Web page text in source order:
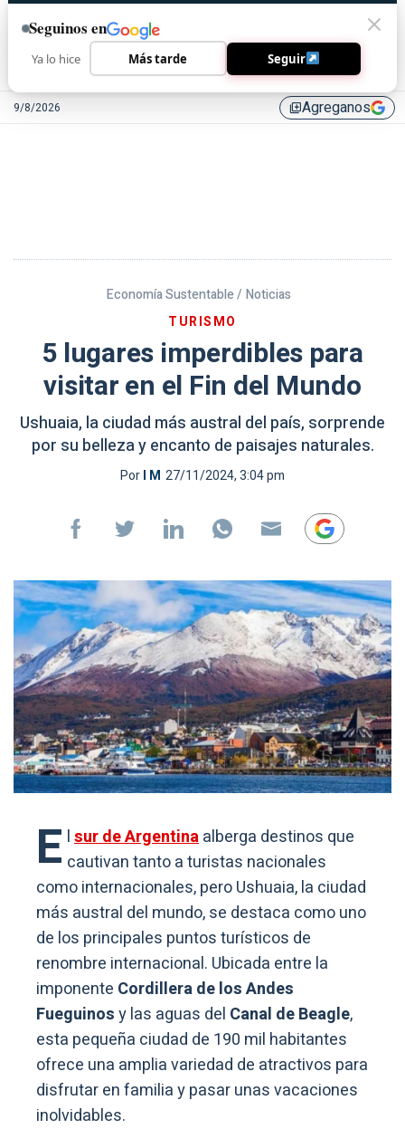
9/8/2026 library_addAgreganos
Economía Sustentable / Noticias
TURISMO
5 lugares imperdibles para
visitar en el Fin del Mundo
Ushuaia, la ciudad más austral del país, sorprende
por su belleza y encanto de paisajes naturales.
PorI M 27/11/2024, 3:04 pm
E lsur de Argentinaalberga destinos que
cautivan tanto a turistas nacionales
como internacionales, pero Ushuaia, la ciudad
más austral del mundo, se destaca como uno
de los principales puntos turísticos de
renombre internacional. Ubicada entre la
imponente Cordillera de los Andes
Fueguinosy las aguas del Canal de Beagle,
esta pequeña ciudad de 190 mil habitantes
ofrece una amplia variedad de atractivos para
disfrutar en familia y pasar unas vacaciones
inolvidables.
Seguinos en
Ya lo hice Más tarde Seguir